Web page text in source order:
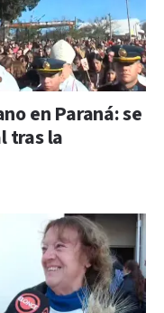
en Paraná: se
tras la